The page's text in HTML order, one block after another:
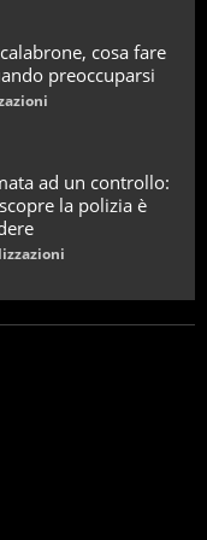
cosa fare
preoccuparsi
ad un controllo:
la polizia è